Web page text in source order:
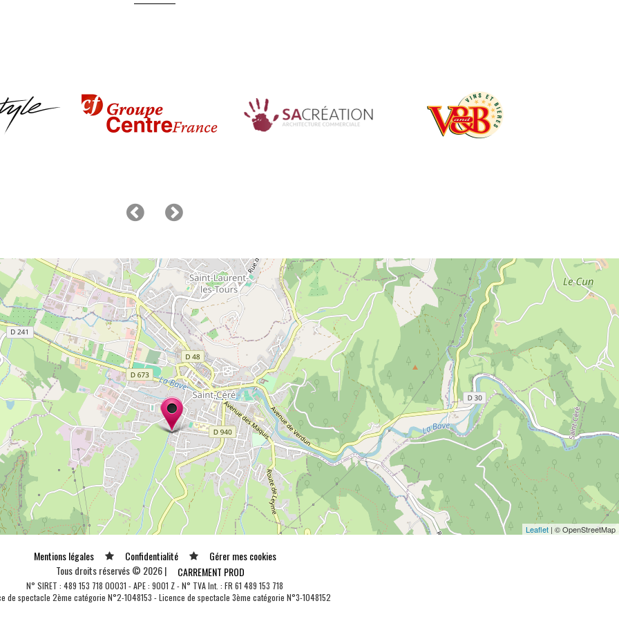
Leaflet | © OpenStreetMap
Mentions légales Confidentialité
Gérer mes cookies
Tous droits réservés © 2026 |
CARREMENT PROD
N° SIRET : 489 153 718 00031 - APE : 9001 Z - N° TVA Int. : FR 61 489 153 718
de spectacle 2ème catégorie N°2-1048153 - Licence de spectacle 3ème catégorie N°3-1048152